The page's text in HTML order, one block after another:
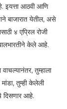
इयत्ता आठवी आणि
बाजारात येतील, असे
४ एप्रिल रोजी
केले आहे.
वाचल्यानंतर, तुम्हाला
तुम्ही केलेली
दिसणार आहे.